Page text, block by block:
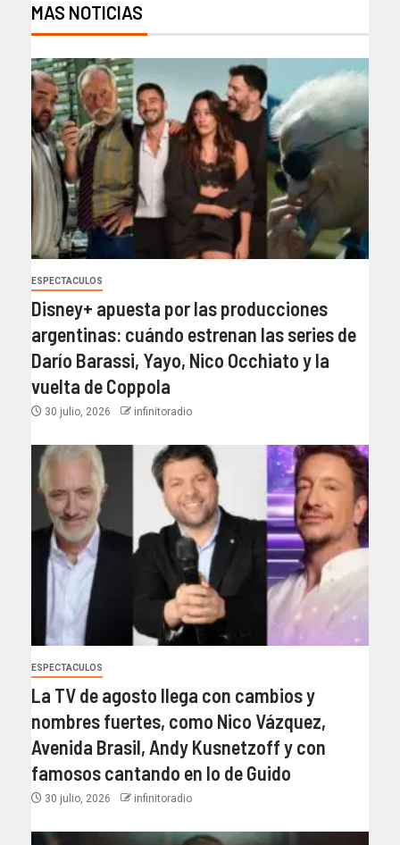
MAS NOTICIAS
ESPECTACULOS
Disney+ apuesta por las producciones
argentinas: cuándo estrenan las series de
Darío Barassi, Yayo, Nico Occhiato y la
vuelta de Coppola
30 julio, 2026 infinitoradio
ESPECTACULOS
La TV de agosto llega con cambios y
nombres fuertes, como Nico Vázquez,
Avenida Brasil, Andy Kusnetzoff y con
famosos cantando en lo de Guido
30 julio, 2026 infinitoradio